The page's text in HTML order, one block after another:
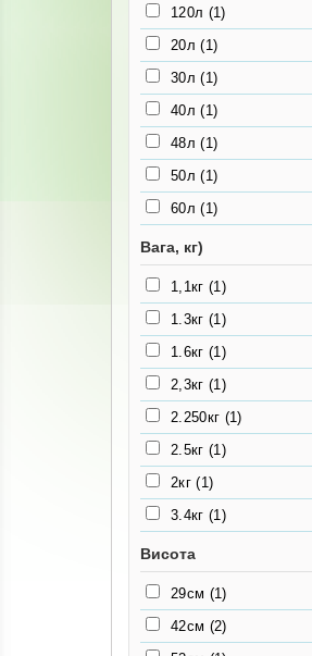
120л (1)
20л(1)
30л(1)
40л(1)
48л(1)
50л(1)
60л(1)
80л(1)
Вага, кг)
1,1кг (1)
1.3кг (1)
1.6кг (1)
2,3кг (1)
2.250кг (1)
2.5кг (1)
2кг(1)
3.4кг (1)
3.6кг
Висота
29см (1)
42см (2)